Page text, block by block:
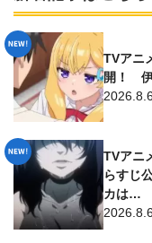
TVアニ
開！ 伊
2026.8.6
TVアニ
らすじ
カは…
2026.8.6